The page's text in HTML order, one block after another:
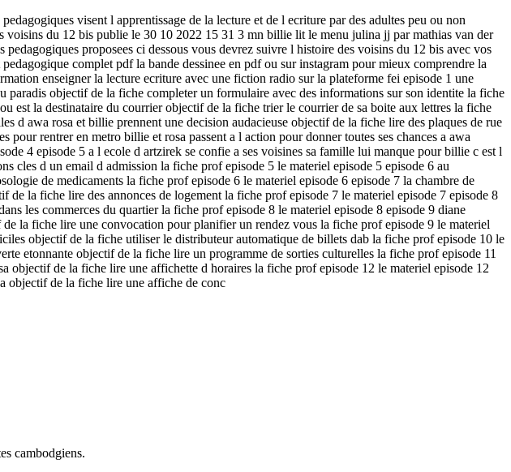
visent l apprentissage de la lecture et de l ecriture par des adultes peu ou non
voisins du 12 bis publie le 30 10 2022 15 31 3 mn billie lit le menu julina jj par mathias van der
proposees ci dessous vous devrez suivre l histoire des voisins du 12 bis avec vos
complet pdf la bande dessinee en pdf ou sur instagram pour mieux comprendre la
enseigner la lecture ecriture avec une fiction radio sur la plateforme fei episode 1 une
objectif de la fiche completer un formulaire avec des informations sur son identite la fiche
est la destinataire du courrier objectif de la fiche trier le courrier de sa boite aux lettres la fiche
d awa rosa et billie prennent une decision audacieuse objectif de la fiche lire des plaques de rue
rentrer en metro billie et rosa passent a l action pour donner toutes ses chances a awa
4 episode 5 a l ecole d artzirek se confie a ses voisines sa famille lui manque pour billie c est l
cles d un email d admission la fiche prof episode 5 le materiel episode 5 episode 6 au
de medicaments la fiche prof episode 6 le materiel episode 6 episode 7 la chambre de
la fiche lire des annonces de logement la fiche prof episode 7 le materiel episode 7 episode 8
les commerces du quartier la fiche prof episode 8 le materiel episode 8 episode 9 diane
la fiche lire une convocation pour planifier un rendez vous la fiche prof episode 9 le materiel
objectif de la fiche utiliser le distributeur automatique de billets dab la fiche prof episode 10 le
etonnante objectif de la fiche lire un programme de sorties culturelles la fiche prof episode 11
objectif de la fiche lire une affichette d horaires la fiche prof episode 12 le materiel episode 12
objectif de la fiche lire une affiche de conc
cambodgiens.